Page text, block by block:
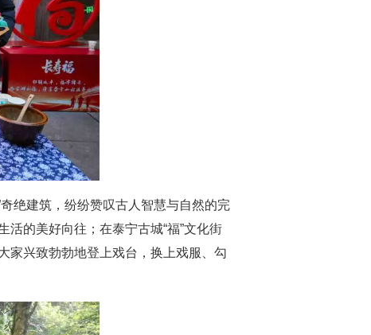
绝建筑，纷纷赞叹古人智慧与自然的完
活的美好向往；在泰宁古城“福”文化街
家兴致勃勃地登上戏台，换上戏服、勾